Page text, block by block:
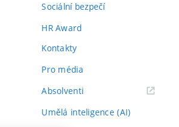
Sociální bezpečí
HR Award
Kontakty
Pro média
Absolventi(externí
Umělá inteligence (AI)